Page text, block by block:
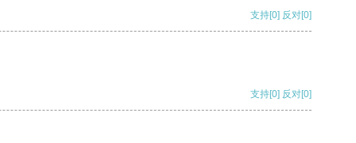
支持[0] 反对[0]
支持[0] 反对[0]